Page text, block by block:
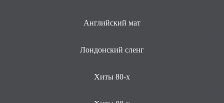
Английский мат
Лондонский сленг
Хиты 80-х